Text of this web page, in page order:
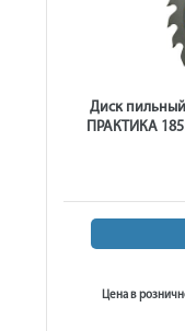
Диск
ПРАКТИКА 185
Цена в